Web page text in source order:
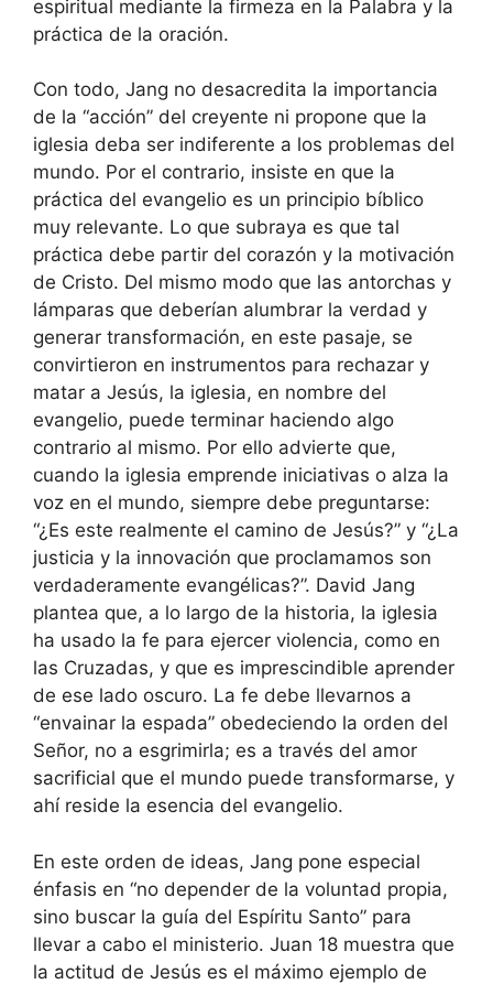
espiritual mediante la firmeza en la Palabra y la
práctica de la oración.
Con todo, Jang no desacredita la importancia
de la “acción” del creyente ni propone que la
iglesia deba ser indiferente a los problemas del
mundo. Por el contrario, insiste en que la
práctica del evangelio es un principio bíblico
muy relevante. Lo que subraya es que tal
práctica debe partir del corazón y la motivación
de Cristo. Del mismo modo que las antorchas y
lámparas que deberían alumbrar la verdad y
generar transformación, en este pasaje, se
convirtieron en instrumentos para rechazar y
matar a Jesús, la iglesia, en nombre del
evangelio, puede terminar haciendo algo
contrario al mismo. Por ello advierte que,
cuando la iglesia emprende iniciativas o alza la
voz en el mundo, siempre debe preguntarse:
“¿Es este realmente el camino de Jesús?” y “¿La
justicia y la innovación que proclamamos son
verdaderamente evangélicas?”. David Jang
plantea que, a lo largo de la historia, la iglesia
ha usado la fe para ejercer violencia, como en
las Cruzadas, y que es imprescindible aprender
de ese lado oscuro. La fe debe llevarnos a
“envainar la espada” obedeciendo la orden del
Señor, no a esgrimirla; es a través del amor
sacrificial que el mundo puede transformarse, y
ahí reside la esencia del evangelio.
En este orden de ideas, Jang pone especial
énfasis en “no depender de la voluntad propia,
sino buscar la guía del Espíritu Santo” para
llevar a cabo el ministerio. Juan 18 muestra que
la actitud de Jesús es el máximo ejemplo de